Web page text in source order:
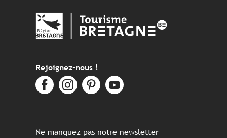
Rejoignez-nous !
Ne manquez pas notre newsletter